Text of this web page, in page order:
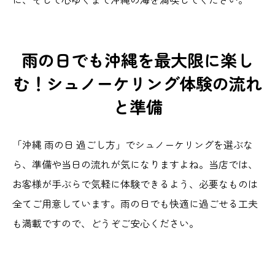
雨の日でも沖縄を最大限に楽し
む！シュノーケリング体験の流れ
と準備
「沖縄 雨の日 過ごし方」でシュノーケリングを選ぶな
ら、準備や当日の流れが気になりますよね。当店では、
お客様が手ぶらで気軽に体験できるよう、必要なものは
全てご用意しています。雨の日でも快適に過ごせる工夫
も満載ですので、どうぞご安心ください。